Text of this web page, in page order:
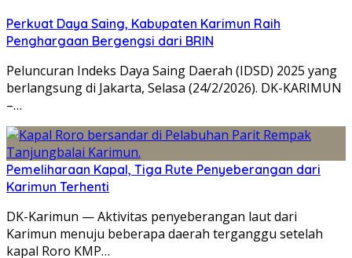
Perkuat Daya Saing, Kabupaten Karimun Raih
Penghargaan Bergengsi dari BRIN
Peluncuran Indeks Daya Saing Daerah (IDSD) 2025 yang
berlangsung di Jakarta, Selasa (24/2/2026). DK-KARIMUN
–…
Pemeliharaan Kapal, Tiga Rute Penyeberangan dari
Karimun Terhenti
DK-Karimun — Aktivitas penyeberangan laut dari
Karimun menuju beberapa daerah terganggu setelah
kapal Roro KMP…